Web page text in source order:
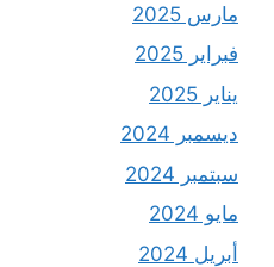
مارس 2025
فبراير 2025
يناير 2025
ديسمبر 2024
سبتمبر 2024
مايو 2024
أبريل 2024